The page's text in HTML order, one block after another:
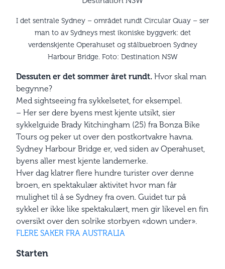
I det sentrale Sydney – området rundt Circular Quay – ser
man to av Sydneys mest ikoniske byggverk: det
verdenskjente Operahuset og stålbuebroen Sydney
Harbour Bridge. Foto: Destination NSW
Dessuten er det sommer året rundt. Hvor skal man
begynne?
Med sightseeing fra sykkelsetet, for eksempel.
– Her ser dere byens mest kjente utsikt, sier
sykkelguide Brady Kitchingham (25) fra Bonza Bike
Tours og peker ut over den postkortvakre havna.
Sydney Harbour Bridge er, ved siden av Operahuset,
byens aller mest kjente landemerke.
Hver dag klatrer flere hundre turister over denne
broen, en spektakulær aktivitet hvor man får
mulighet til å se Sydney fra oven. Guidet tur på
sykkel er ikke like spektakulært, men gir likevel en fin
oversikt over den solrike storbyen «down under».
FLERE SAKER FRA AUSTRALIA
Starten